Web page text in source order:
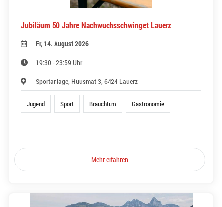
Jubiläum 50 Jahre Nachwuchsschwinget Lauerz
Fr, 14. August 2026
19:30 - 23:59 Uhr
Sportanlage, Huusmat 3, 6424 Lauerz
Jugend Sport Brauchtum Gastronomie
Mehr erfahren